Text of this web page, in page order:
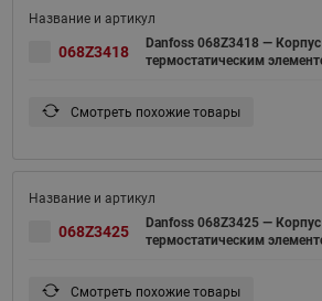
068Z3418
Danfoss 068Z3418 — Корпус
термостатическим
Смотреть похожие товары
068Z3425
Danfoss 068Z3425 — Корпус
термостатическим
Смотреть похожие товары